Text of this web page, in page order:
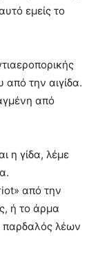
εμείς το
από την αιγίδα.
από
η γίδα, λέμε
από την
ή το άρμα
παρδαλός λέων